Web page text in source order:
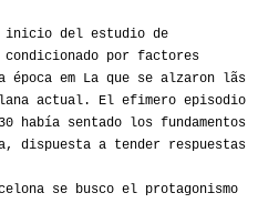
inicio del estudio de
por factores
época em La que se alzaron lãs
actual. El efimero episodio
había sentado los fundamentos
dispuesta a tender respuestas
se busco el protagonismo